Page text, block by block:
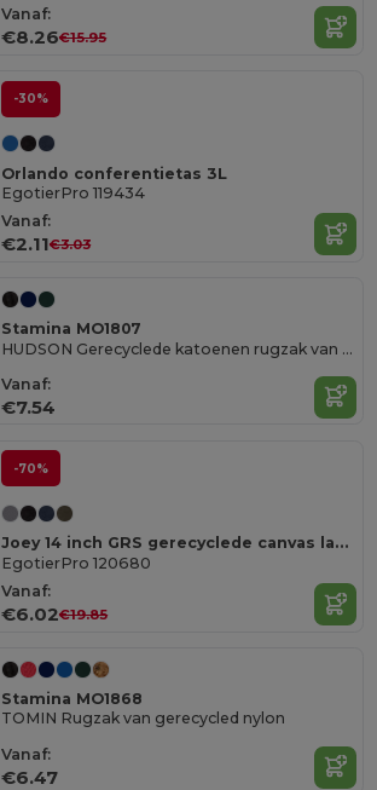
Vanaf:
€8.26€15.95
-30%
Orlando conferentietas 3L
EgotierPro 119434
Vanaf:
€2.11€3.03
Stamina MO1807
HUDSON Gerecyclede katoenen rugzak van 330 g/m²
Vanaf:
€7.54
-70%
Joey 14 inch GRS gerecyclede canvas laptophoes, 2 l
EgotierPro 120680
Vanaf:
€6.02€19.85
Stamina MO1868
TOMIN Rugzak van gerecycled nylon
Vanaf:
€6.47